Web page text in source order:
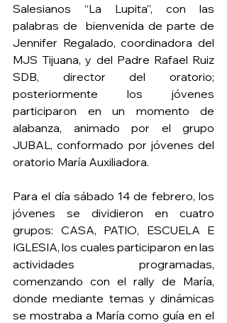
Salesianos “La Lupita”, con las
palabras de  bienvenida de parte de
Jennifer Regalado, coordinadora del
MJS Tijuana, y del Padre Rafael Ruiz
SDB, director del oratorio;
posteriormente los jóvenes
participaron en un momento de
alabanza, animado por el grupo
JUBAL, conformado por jóvenes del
oratorio María Auxiliadora.
Para el día sábado 14 de febrero, los
jóvenes se dividieron en cuatro
grupos: CASA, PATIO, ESCUELA E
IGLESIA, los cuales participaron en las
actividades programadas,
comenzando con el rally de María,
donde mediante temas y dinámicas
se mostraba a María como guía en el